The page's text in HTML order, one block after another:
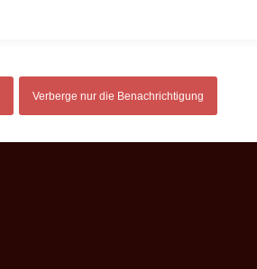
Verberge nur die Benachrichtigung